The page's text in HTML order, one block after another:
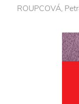
ROUPCOVÁ,